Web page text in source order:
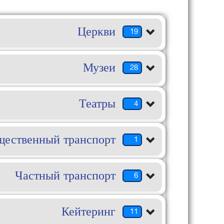
19
Церкви
28
Музеи
4
Театры
1
транспорт
6
Частный транспорт
11
Кейтеринг